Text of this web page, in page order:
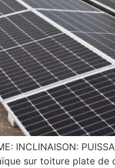
INCLINAISON:
sur toiture plate